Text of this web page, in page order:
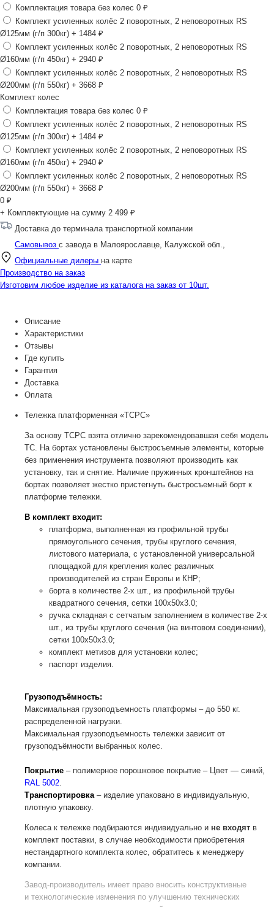
Комплектация товара без колес 0 ₽
Комплект усиленных колёс 2 поворотных, 2 неповоротных RS
Ø125мм (г/п 300кг) + 1484 ₽
Комплект усиленных колёс 2 поворотных, 2 неповоротных RS
Ø160мм (г/п 450кг) + 2940 ₽
Комплект усиленных колёс 2 поворотных, 2 неповоротных RS
Ø200мм (г/п 550кг) + 3668 ₽
Комплект колес
Комплектация товара без колес 0 ₽
Комплект усиленных колёс 2 поворотных, 2 неповоротных RS
Ø125мм (г/п 300кг) + 1484 ₽
Комплект усиленных колёс 2 поворотных, 2 неповоротных RS
Ø160мм (г/п 450кг) + 2940 ₽
Комплект усиленных колёс 2 поворотных, 2 неповоротных RS
Ø200мм (г/п 550кг) + 3668 ₽
0 ₽
+ Комплектующие на сумму 2 499 ₽
Доставка до терминала транспортной компании
Самовывоз с завода в Малоярославце, Калужской обл.,
Официальные дилеры на карте
Производство на заказ
Изготовим любое изделие из каталога на заказ от 10шт.
Описание
Характеристики
Отзывы
Где купить
Гарантия
Доставка
Оплата
Тележка платформенная «ТСРС»
За основу ТСРС взята отлично зарекомендовавшая себя модель
ТС. На бортах установлены быстросъемные элементы, которые
без применения инструмента позволяют производить как
установку, так и снятие. Наличие пружинных кронштейнов на
бортах позволяет жестко пристегнуть быстросъемный борт к
платформе тележки.
В комплект входит:
платформа, выполненная из профильной трубы
прямоугольного сечения, трубы круглого сечения,
листового материала, с установленной универсальной
площадкой для крепления колес различных
производителей из стран Европы и КНР;
борта в количестве 2-х шт., из профильной трубы
квадратного сечения, сетки 100х50х3.0;
ручка складная с сетчатым заполнением в количестве 2-х
шт., из трубы круглого сечения (на винтовом соединении),
сетки 100х50х3.0;
комплект метизов для установки колес;
паспорт изделия.
Грузоподъёмность:
Максимальная грузоподъемность платформы – до 550 кг.
распределенной нагрузки.
Максимальная грузоподъемность тележки зависит от
грузоподъёмности выбранных колес.
Покрытие – полимерное порошковое покрытие – Цвет — синий,
RAL 5002
Транспортировка – изделие упаковано в индивидуальную,
плотную упаковку.
Колеса к тележке подбираются индивидуально и не входят в
комплект поставки, в случае необходимости приобретения
нестандартного комплекта колес, обратитесь к менеджеру
компании.
Завод-производитель имеет право вносить конструктивные
и технологические изменения по улучшению технических